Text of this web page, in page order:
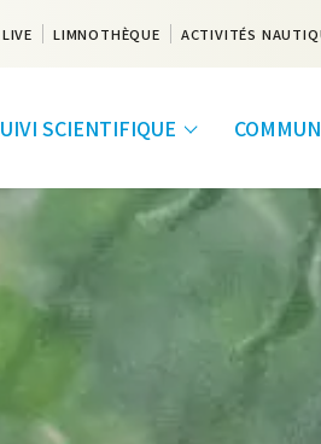
LIMNOTHÈQUE ACTIVITÉS
SCIENTIFIQUE